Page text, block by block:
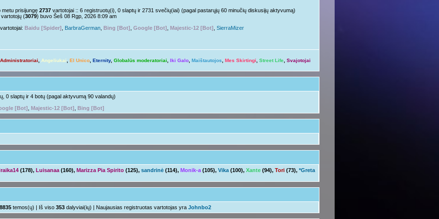
» Nelabai..
o tu? Juk irgi
»
»ačiū ačiū ir jus
»Ir tave
Su naujais mokslo metais
aha
metu prisijungę 2737 vartotojai :: 6 registruotų(i), 0 slaptų ir 2731 svečių(iai) (pagal pastarųjų 60 minučių diskusijų aktyvumą)
vartotojų (3079) buvo Šeš 08 Rgp, 2026 8:09 am
Baidu [Spider] BarbraGerman Bing [Bot] Google [Bot] Majestic-12 [Bot] SierraMizer
Administratoriai Angeliukai El Unico Eternity, Globalūs moderatoriai Iki Galo Maištautojos Mes Skirtingi Street Life Svajotojai
0 slaptų ir 4 botų (pagal aktyvumą 90 valandų)
[Bot] Majestic-12 [Bot] Bing [Bot]
(178), Luisanaa (160), Marizza Pia Spirito (125), sandrinė (114), Monik-a (105), Vika (100), Xante (94), Tori (73), *Greta
temos(ų) | Iš viso 353 dalyviai(ių) | Naujausias registruotas vartotojas yra Johnbo2